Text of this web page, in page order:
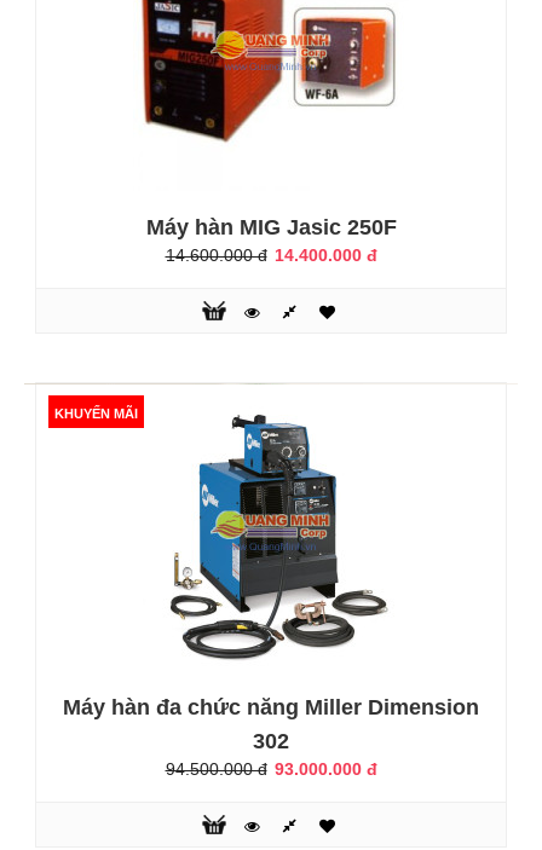
10.990.000 đ 10.750.000 đ
Máy hàn Jasic MIG200 Đặc Điểm:*Công nghệ Inverter
IGBT chế độ điều khiển dòng hàn, chất lượng ổn định.*
Mạch điều chỉnh phản hồi duy chì điện áp ra cho dù có thay
đổi điện áp vào.* Hệ thống điều khiển đảm bảo hồ quang
hàn ổn định, ít bắn tóe, mối hàn ngấu, chất lượng mối hàn
đảm bảo.* Tốc độ cấp dây chậm trong quá trình mồi hồ
quang, giúp thiết ..
Máy hàn MIG Jasic 250F
14.600.000 đ 14.400.000 đ
KHUYẾN MÃI
Máy hàn đa chức năng Miller Dimension
302
94.500.000 đ 93.000.000 đ